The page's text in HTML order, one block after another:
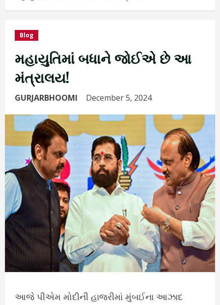
Blog
મહાયુતિમાં બધાને જોઈએ છે આ
મંત્રાલય!
GURJARBHOOMI December 5, 2024
આજે પીએમ મોદીની હાજરીમાં મુંબઈના આઝાદ